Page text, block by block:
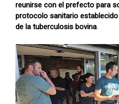
reunirse con el prefecto para
protocolo sanitario
de la tuberculosis bovina.